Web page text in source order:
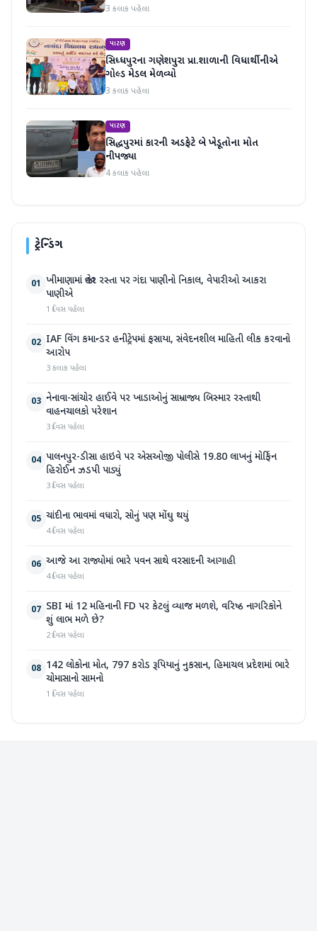
3 કલાક પહેલા
પાટણ
સિધ્ધપુરના ગણેશપુરા પ્રા.શાળાની વિધાર્થીનીએ
ગોલ્ડ મેડલ મેળવ્યો
3 કલાક પહેલા
પાટણ
સિદ્ધપુરમાં કારની અડફેટે બે ખેડૂતોના મોત
નીપજ્યા
4 કલાક પહેલા
ટ્રેન્ડિંગ
01 ખીમાણામાં જાહેર રસ્તા પર ગંદા પાણીનો નિકાલ, વેપારીઓ આકરા
પાણીએ
1 દિવસ પહેલા
02 IAF વિંગ કમાન્ડર હનીટ્રેપમાં ફસાયા, સંવેદનશીલ માહિતી લીક કરવાનો
આરોપ
3 કલાક પહેલા
03 નેનાવા-સાંચોર હાઈવે પર ખાડાઓનું સામ્રાજ્ય બિસ્માર રસ્તાથી
વાહનચાલકો પરેશાન
3 દિવસ પહેલા
04 પાલનપુર-ડીસા હાઇવે પર એસઓજી પોલીસે 19.80 લાખનું મોર્ફિન
હિરોઈન ઝડપી પાડ્યું
3 દિવસ પહેલા
05 ચાંદીના ભાવમાં વધારો, સોનું પણ મોંઘુ થયું
4 દિવસ પહેલા
06 આજે આ રાજ્યોમાં ભારે પવન સાથે વરસાદની આગાહી
4 દિવસ પહેલા
07 SBI માં 12 મહિનાની FD પર કેટલું વ્યાજ મળશે, વરિષ્ઠ નાગરિકોને
શું લાભ મળે છે?
2 દિવસ પહેલા
08 142 લોકોના મોત, 797 કરોડ રૂપિયાનું નુકસાન, હિમાચલ પ્રદેશમાં ભારે
ચોમાસાનો સામનો
1 દિવસ પહેલા